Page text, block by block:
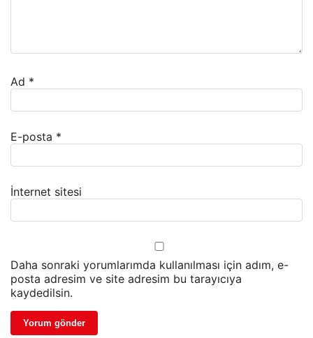
Ad *
E-posta *
İnternet sitesi
Daha sonraki yorumlarımda kullanılması için adım, e-
posta adresim ve site adresim bu tarayıcıya
kaydedilsin.